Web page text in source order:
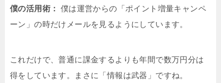
僕の活用術：
僕は運営からの「ポイント増量キャンペ
ーン」の時だけメールを見るようにしています。
これだけで、普通に課金するよりも年間で数万円分は
得をしています。まさに「情報は武器」ですね。